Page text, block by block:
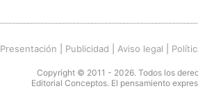
Presentación Publicidad Aviso legal
Copyright © 2011 - 2026. Todos los
Editorial Conceptos. El pensamiento